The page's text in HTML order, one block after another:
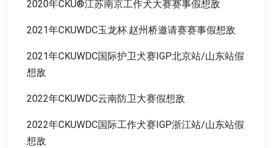
2020年CKU®江苏南京工作犬大赛赛事假想敌
2021年CKUWDC玉龙杯.赵州桥邀请赛赛事假想敌
2021年CKUWDC国际护卫犬赛IGP北京站/山东站假
想敌
2022年CKUWDC云南防卫大赛假想敌
2022年CKUWDC国际工作犬赛IGP浙江站/山东站假
想敌